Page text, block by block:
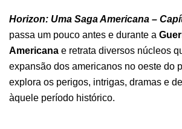
Horizon: Uma Saga Americana –
passa um pouco antes e durante a
Americana e retrata diversos núcleos
expansão dos americanos no oeste do
explora os perigos, intrigas, dramas e
àquele período histórico.